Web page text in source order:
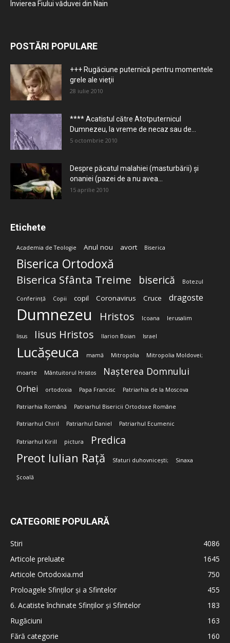
Învierea Fiului văduvei din Nain
POSTĂRI POPULARE
+++ Rugăciune puternică pentru momentele
grele ale vieţii
28 iulie 2010
**** Acatistul către Atotputernicul
Dumnezeu, la vreme de necaz sau de...
5 octombrie 2010
Despre păcatul malahiei (masturbării) şi
onaniei (pazei de a nu avea...
15 aprilie 2010
Etichete
Academia de Teologie Anul nou avort Biserica
Biserica Ortodoxă
Biserica Sfânta Treime biserică Botezul
Conferință Copii copil Coronavirus Cruce dragoste
Dumnezeu Hristos Icoana Ierusalim
Iisus Iisus Hristos Ilarion Boian Israel
Lucășeuca mamă Mitropolia Mitropolia Moldovei;
moarte Mântuitorul Hristos Nașterea Domnului
Orhei ortodoxia Papa Francisc Patriarhia de la Moscova
Patriarhia Română Patriarhul Bisericii Ortodoxe Române
Patriarhul Chiril Patriarhul Daniel Patriarhul Ecumenic
Patriarhul Kirill pictura Predica
Preot Iulian Rață Sfaturi duhovnicești; Sinaxa
Școală
CATEGORIE POPULARĂ
Stiri
4086
Articole preluate
1645
Articole Ortodoxia.md
750
Proloagele Sfinților și a Sfintelor
455
6. Acatiste închinate Sfinților și Sfintelor
183
Rugăciuni
163
Fără categorie
160